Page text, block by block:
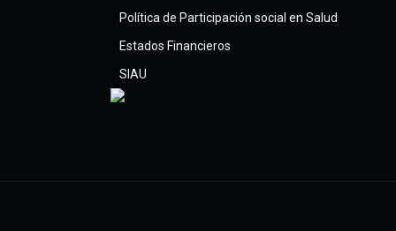
Política de Participación social en Salud
Estados Financieros
SIAU